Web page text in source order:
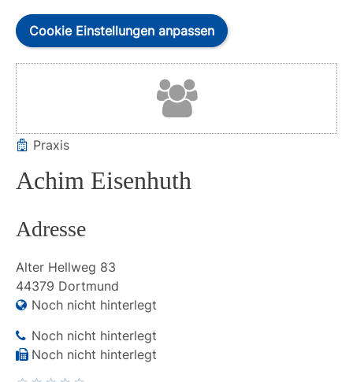
Cookie Einstellungen anpassen
Praxis
Achim Eisenhuth
Adresse
Alter Hellweg 83
44379 Dortmund
Noch nicht hinterlegt
Noch nicht hinterlegt
Noch nicht hinterlegt